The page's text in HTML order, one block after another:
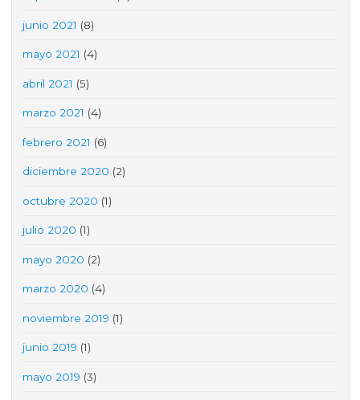
junio 2021 (8)
mayo 2021 (4)
abril 2021 (5)
marzo 2021 (4)
febrero 2021 (6)
diciembre 2020 (2)
octubre 2020 (1)
julio 2020 (1)
mayo 2020 (2)
marzo 2020 (4)
noviembre 2019 (1)
junio 2019 (1)
mayo 2019 (3)